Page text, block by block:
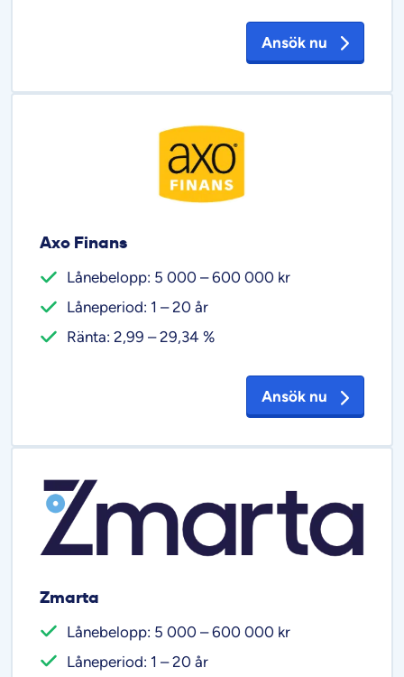
Ansök nu
Axo Finans
Lånebelopp: 5 000 – 600 000 kr
Låneperiod: 1 – 20 år
Ränta: 2,99 – 29,34 %
Ansök nu
Zmarta
Lånebelopp: 5 000 – 600 000 kr
Låneperiod: 1 – 20 år